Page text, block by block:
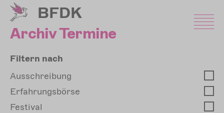
Direkt
zum
Inhalt
BFDK
Archiv Termine
Filtern nach
Ausschreibung
Erfahrungsbörse
Festival